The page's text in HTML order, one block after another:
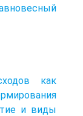
как
и виды